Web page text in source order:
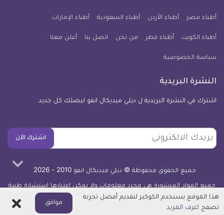
معلومة
للآيفون
أطباء مصر أطباء الأردن أطباء السعودية أطباء الإمارات
أطباء الكويت أطباء قطر من نحن اتصل بنا أعلن معنا
سياسة الخصوصية
النشرة البريدية
اشترك في النشرة البريدية ل ديلي ميديكال انفو ليصلك كل جديد
بريدك
الالكتروني
اشترك الآن
جميع الحقوق محفوظة © ديلي ميديكال انفو 2010 - 2026
جميع المواد المنشورة هي مجرد معلومات ولا يمكن اعتبارها استشارة طبية
أو توصية علاجية - اعرف المزيد
هذا الموقع يستخدم الكوكيز لتقديم أفضل تجربة
تصفح اعرف المزيد
موافق اغلاق